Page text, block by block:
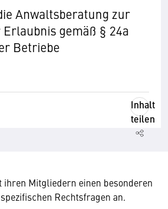
Anwaltsberatung zur
gemäß § 24a
Betriebe
Inhalt
teilen
ihren Mitgliedern einen besonderen
Rechtsfragen an.